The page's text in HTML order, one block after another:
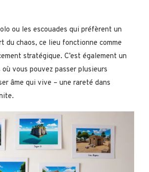
ou les escouades qui préfèrent un
du chaos, ce lieu fonctionne comme
stratégique. C’est également un
vous pouvez passer plusieurs
âme qui vive – une rareté dans